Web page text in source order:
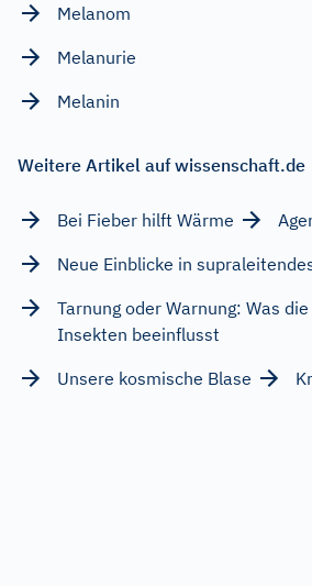
Melanom
Melanurie
Melanin
Weitere Artikel auf wissenschaft.de
Bei Fieber hilft Wärme
Neue Einblicke in
Tarnung oder Warnung: Was
Insekten beeinflusst
Unsere kosmische Blase